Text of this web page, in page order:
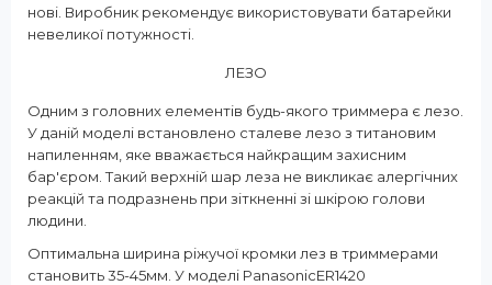
нові. Виробник рекомендує використовувати батарейки
невеликої потужності.
ЛЕЗО
Одним з головних елементів будь-якого триммера є лезо.
У даній моделі встановлено сталеве лезо з титановим
напиленням, яке вважається найкращим захисним
бар'єром. Такий верхній шар леза не викликає алергічних
реакцій та подразнень при зіткненні зі шкірою голови
людини.
Оптимальна ширина ріжучої кромки лез в триммерами
становить 35-45мм. У моделі PanasonicER1420